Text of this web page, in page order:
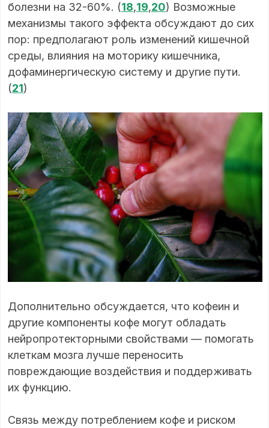
болезни на 32-60%. (18,19,20) Возможные
механизмы такого эффекта обсуждают до сих
пор: предполагают роль изменений кишечной
среды, влияния на моторику кишечника,
дофаминергическую систему и другие пути.
(21)
Дополнительно обсуждается, что кофеин и
другие компоненты кофе могут обладать
нейропротекторными свойствами — помогать
клеткам мозга лучше переносить
повреждающие воздействия и поддерживать
их функцию.
Связь между потреблением кофе и риском